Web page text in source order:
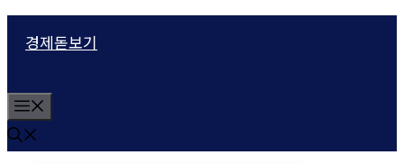
츠
로
건
경제돋보기
e
n